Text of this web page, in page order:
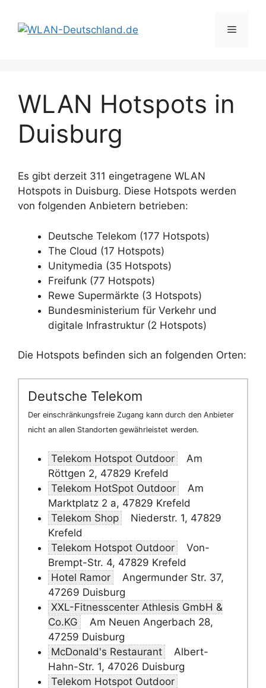
Inhalt
springen
Menü
WLAN Hotspots in
Duisburg
Es gibt derzeit 311 eingetragene WLAN
Hotspots in Duisburg. Diese Hotspots werden
von folgenden Anbietern betrieben:
Deutsche Telekom (177 Hotspots)
The Cloud (17 Hotspots)
Unitymedia (35 Hotspots)
Freifunk (77 Hotspots)
Rewe Supermärkte (3 Hotspots)
Bundesministerium für Verkehr und
digitale Infrastruktur (2 Hotspots)
Die Hotspots befinden sich an folgenden Orten:
Deutsche Telekom
Der einschränkungsfreie Zugang kann durch den Anbieter
nicht an allen Standorten gewährleistet werden.
Telekom Hotspot Outdoor
Am
Röttgen 2, 47829 Krefeld
Telekom HotSpot Outdoor
Am
Marktplatz 2 a, 47829 Krefeld
Telekom Shop
Niederstr. 1, 47829
Krefeld
Telekom Hotspot Outdoor
Von-
Brempt-Str. 4, 47829 Krefeld
Hotel Ramor
Angermunder Str. 37,
47269 Duisburg
XXL-Fitnesscenter Athlesis GmbH &
Co.KG
Am Neuen Angerbach 28,
47259 Duisburg
McDonald's Restaurant
Albert-
Hahn-Str. 1, 47026 Duisburg
Telekom Hotspot Outdoor